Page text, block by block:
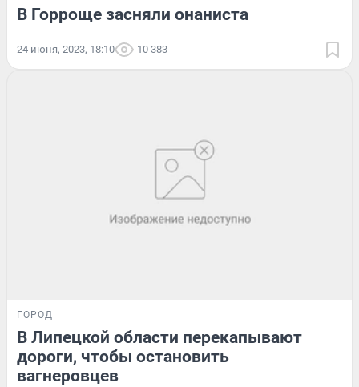
В Горроще засняли онаниста
24 июня, 2023, 18:10 10 383
ГОРОД
В Липецкой области перекапывают
дороги, чтобы остановить
вагнеровцев